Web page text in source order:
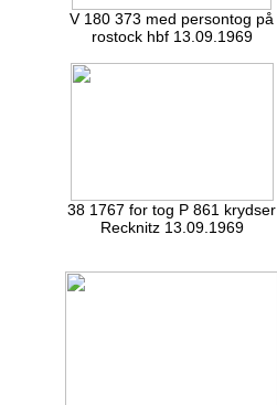
V 180 373 med persontog på
rostock hbf 13.09.1969
38 1767 for tog P 861 krydser
Recknitz 13.09.1969